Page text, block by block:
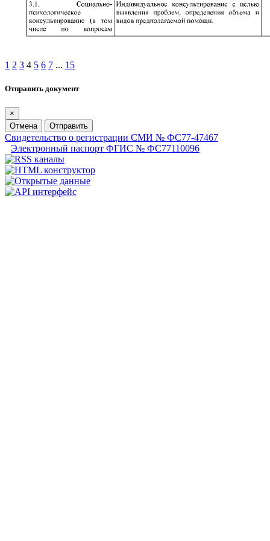
1 2 3 4 5 6 7 ... 15
Отправить документ
×
Отмена
Отправить
Свидетельство о регистрации СМИ № ФС77-47467
Электронный паспорт ФГИС № ФС77110096